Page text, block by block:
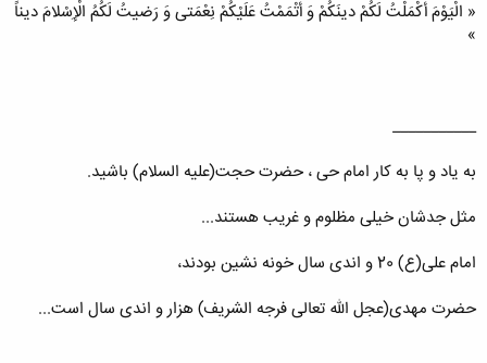
« الْیَوْمَ أَكْمَلْتُ لَكُمْ دینَكُمْ وَ أَتْمَمْتُ عَلَیْكُمْ نِعْمَتی‏ وَ رَضیتُ لَكُمُ الْإِسْلامَ دیناً
»
___________
به یاد و پا به کار امام حی ، حضرت حجت(علیه السلام) باشید.
مثل جدشان خیلی مظلوم و غریب هستند...
امام علی(ع) 20 و اندی سال خونه نشین بودند،
حضرت مهدی(عجل الله تعالی فرجه الشریف) هزار و اندی سال است...